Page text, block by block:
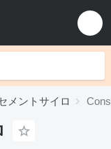
メントサイロ